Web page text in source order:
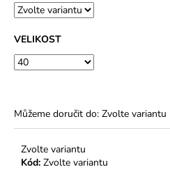
VELIKOST
Můžeme doručit do: Zvolte variantu
Zvolte variantu
Kód: Zvolte variantu
-
JEDNODUCHÝ
KABÁTEK
1
290
Kč